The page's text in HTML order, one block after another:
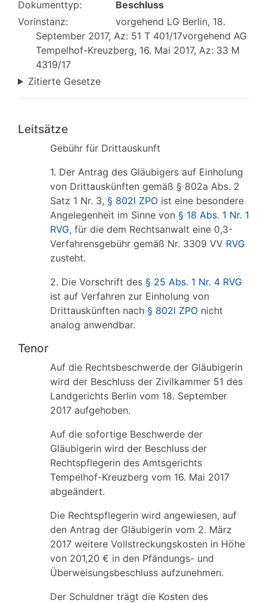
Dokumenttyp:
Beschluss
Vorinstanz:
vorgehend LG Berlin, 18.
September 2017, Az: 51 T 401/17vorgehend AG
Tempelhof-Kreuzberg, 16. Mai 2017, Az: 33 M
4319/17
Zitierte Gesetze
Leitsätze
Gebühr für Drittauskunft
1. Der Antrag des Gläubigers auf Einholung
von Drittauskünften gemäß § 802a Abs. 2
Satz 1 Nr. 3, § 802l ZPO ist eine besondere
Angelegenheit im Sinne von § 18 Abs. 1 Nr. 1
RVG, für die dem Rechtsanwalt eine 0,3-
Verfahrensgebühr gemäß Nr. 3309 VV RVG
zusteht.
2. Die Vorschrift des § 25 Abs. 1 Nr. 4 RVG
ist auf Verfahren zur Einholung von
Drittauskünften nach § 802l ZPO nicht
analog anwendbar.
Tenor
Auf die Rechtsbeschwerde der Gläubigerin
wird der Beschluss der Zivilkammer 51 des
Landgerichts Berlin vom 18. September
2017 aufgehoben.
Auf die sofortige Beschwerde der
Gläubigerin wird der Beschluss der
Rechtspflegerin des Amtsgerichts
Tempelhof-Kreuzberg vom 16. Mai 2017
abgeändert.
Die Rechtspflegerin wird angewiesen, auf
den Antrag der Gläubigerin vom 2. März
2017 weitere Vollstreckungskosten in Höhe
von 201,20 € in den Pfändungs- und
Überweisungsbeschluss aufzunehmen.
Der Schuldner trägt die Kosten des